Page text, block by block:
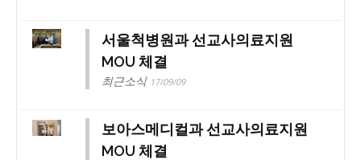
서울척병원과 선교사의료지원
MOU 체결
최근소식 17/09/09
보아스메디컬과 선교사의료지원
MOU 체결